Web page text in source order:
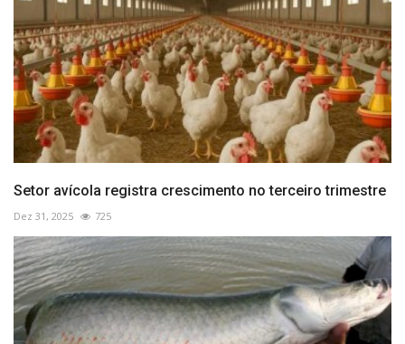
Setor avícola registra crescimento no terceiro trimestre
Dez 31, 2025 725